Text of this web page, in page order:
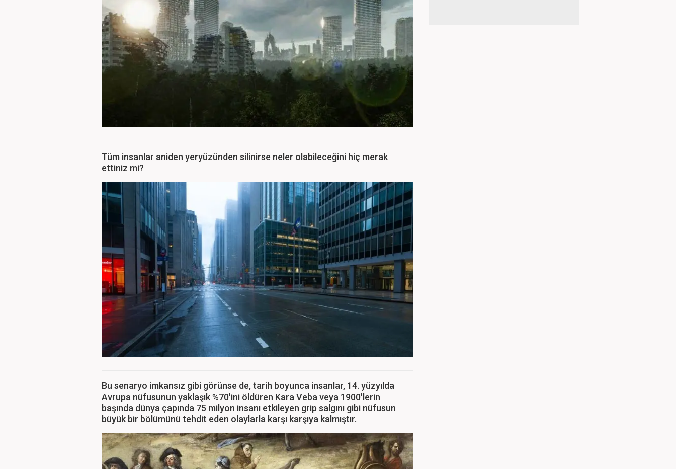
Tüm insanlar aniden yeryüzünden silinirse neler olabileceğini hiç merak
ettiniz mi?
Bu senaryo imkansız gibi görünse de, tarih boyunca insanlar, 14. yüzyılda
Avrupa nüfusunun yaklaşık %70'ini öldüren Kara Veba veya 1900'lerin
başında dünya çapında 75 milyon insanı etkileyen grip salgını gibi nüfusun
büyük bir bölümünü tehdit eden olaylarla karşı karşıya kalmıştır.